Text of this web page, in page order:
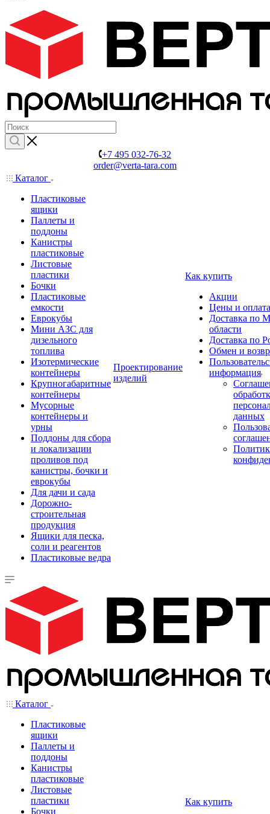
+7 495 032-76-32
order@verta-tara.com
Каталог
Пластиковые
ящики
Паллеты и
поддоны
Канистры
пластиковые
Листовые
пластики
Бочки
Пластиковые
емкости
Еврокубы
Мини АЗС для
дизельного
топлива
Изотермические
контейнеры
Крупногабаритные
контейнеры
Мусорные
контейнеры и
урны
Поддоны для сбора
и локализации
проливов под
канистры, бочки и
еврокубы
Для дачи и сада
Дорожно-
строительная
продукция
Ящики для песка,
соли и реагентов
Пластиковые ведра
Проектирование
изделий
Как купить
Акции
Цены и оплата
Доставка по
области
Доставка по
Обмен и
информация
данных
Каталог
Пластиковые
ящики
Паллеты и
поддоны
Канистры
пластиковые
Листовые
пластики
Бочки
Как купить